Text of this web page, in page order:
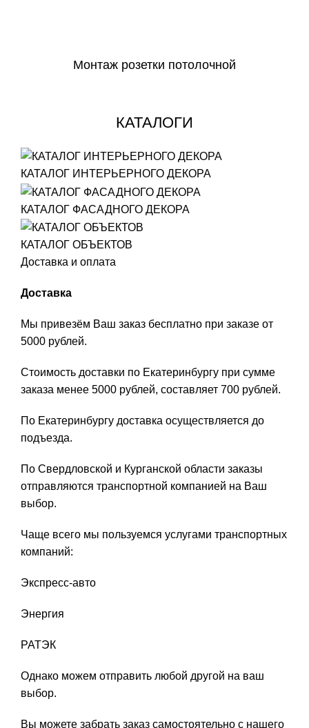
Монтаж розетки потолочной
КАТАЛОГИ
КАТАЛОГ ИНТЕРЬЕРНОГО ДЕКОРА
КАТАЛОГ ФАСАДНОГО ДЕКОРА
КАТАЛОГ ОБЪЕКТОВ
Доставка и оплата
Доставка
Мы привезём Ваш заказ бесплатно при заказе от
5000 рублей.
Стоимость доставки по Екатеринбургу при сумме
заказа менее 5000 рублей, составляет 700 рублей.
По Екатеринбургу доставка осуществляется до
подъезда.
По Свердловской и Курганской области заказы
отправляются транспортной компанией на Ваш
выбор.
Чаще всего мы пользуемся услугами транспортных
компаний:
Экспресс-авто
Энергия
РАТЭК
Однако можем отправить любой другой на ваш
выбор.
Вы можете забрать заказ самостоятельно с нашего